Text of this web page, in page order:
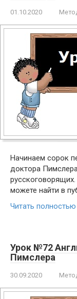
01.10.2020
Начинаем сорок
доктора
можете найти в
Читать полностью
Урок №72
Пимслера
30.09.2020